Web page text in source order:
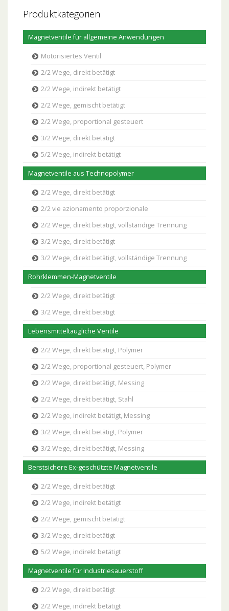
Produktkategorien
Magnetventile für allgemeine Anwendungen
Motorisiertes Ventil
2/2 Wege, direkt betätigt
2/2 Wege, indirekt betätigt
2/2 Wege, gemischt betätigt
2/2 Wege, proportional gesteuert
3/2 Wege, direkt betätigt
5/2 Wege, indirekt betätigt
Magnetventile aus Technopolymer
2/2 Wege, direkt betätigt
2/2 vie azionamento proporzionale
2/2 Wege, direkt betätigt, vollständige Trennung
3/2 Wege, direkt betätigt
3/2 Wege, direkt betätigt, vollständige Trennung
Rohrklemmen-Magnetventile
2/2 Wege, direkt betätigt
3/2 Wege, direkt betätigt
Lebensmitteltaugliche Ventile
2/2 Wege, direkt betätigt, Polymer
2/2 Wege, proportional gesteuert, Polymer
2/2 Wege, direkt betätigt, Messing
2/2 Wege, direkt betätigt, Stahl
2/2 Wege, indirekt betätigt, Messing
3/2 Wege, direkt betätigt, Polymer
3/2 Wege, direkt betätigt, Messing
Berstsichere Ex-geschützte Magnetventile
2/2 Wege, direkt betätigt
2/2 Wege, indirekt betätigt
2/2 Wege, gemischt betätigt
3/2 Wege, direkt betätigt
5/2 Wege, indirekt betätigt
Magnetventile für Industriesauerstoff
2/2 Wege, direkt betätigt
2/2 Wege, indirekt betätigt